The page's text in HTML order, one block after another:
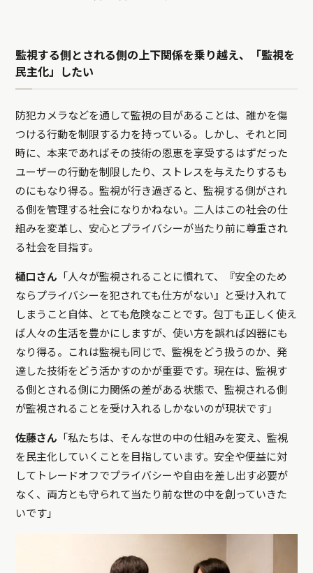
監視する側とされる側の上下関係を乗り越え、「監視を
民主化」したい
防犯カメラなどを通して監視の目があることは、誰かを傷
つける行動を制限する力を持っている。しかし、それと同
時に、本来であればその技術の恩恵を享受するはずだった
ユーザーの行動を制限したり、ストレスを与えたりするも
のにもなり得る。監視が行き過ぎると、監視する側がされ
る側を管理する社会になりかねない。二人はこの社会の仕
組みを変革し、安心とプライバシーが当たり前に尊重され
る社会を目指す。
樋口さん 「人々が監視されることに慣れて、『安全のため
ならプライバシーを犯されても仕方がない』と受け入れて
しまうこと自体、とても危険なことです。包丁も正しく使え
ば人々の生活を豊かにしますが、使い方を誤れば凶器にも
なり得る。これは監視も同じで、監視をどう扱うのか、発
達した技術をどう活かすのかが重要です。現在は、監視す
る側とされる側に力関係の差がある状態で、監視される側
が監視されることを受け入れるしかないのが現状です」
佐藤さん 「私たちは、そんな世の中の仕組みを変え、監視
を民主化していくことを目指しています。安全や便益に対
してトレードオフでプライバシーや自由を差し出す必要が
なく、両方とも守られて当たり前な世の中を創っていきた
いです」